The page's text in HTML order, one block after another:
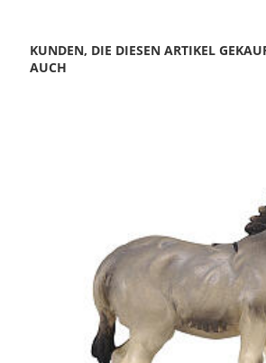
KUNDEN, DIE DIESEN ARTIKEL
AUCH